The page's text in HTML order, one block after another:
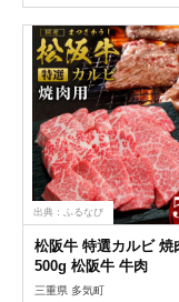
出典：ふるなび
松阪牛 特選カルビ 焼
500g 松阪牛 牛肉
三重県 多気町